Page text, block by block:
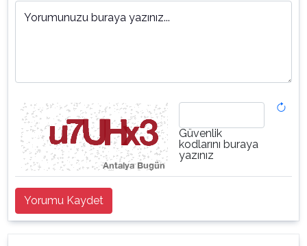
Yorumunuzu buraya yazınız...
Güvenlik
kodlarını buraya
yazınız
Yorumu Kaydet